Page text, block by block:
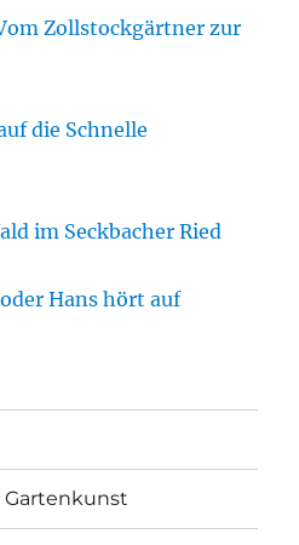
Zollstockgärtner zur
die Schnelle
im Seckbacher Ried
Hans hört auf
Gartenkunst